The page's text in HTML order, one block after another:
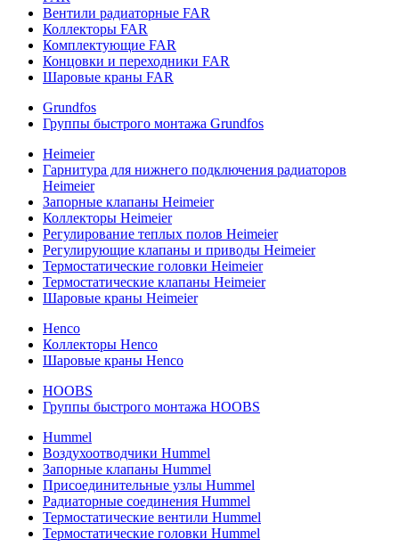
Вентили радиаторные FAR
Коллекторы FAR
Комплектующие FAR
Концовки и переходники FAR
Шаровые краны FAR
Grundfos
Группы быстрого монтажа Grundfos
Heimeier
Гарнитура для нижнего подключения радиаторов
Heimeier
Запорные клапаны Heimeier
Коллекторы Heimeier
Регулирование теплых полов Heimeier
Регулирующие клапаны и приводы Heimeier
Термостатические головки Heimeier
Термостатические клапаны Heimeier
Шаровые краны Heimeier
Henco
Коллекторы Henco
Шаровые краны Henco
HOOBS
Группы быстрого монтажа HOOBS
Hummel
Воздухоотводчики Hummel
Запорные клапаны Hummel
Присоединительные узлы Hummel
Радиаторные соединения Hummel
Термостатические вентили Hummel
Термостатические головки Hummel